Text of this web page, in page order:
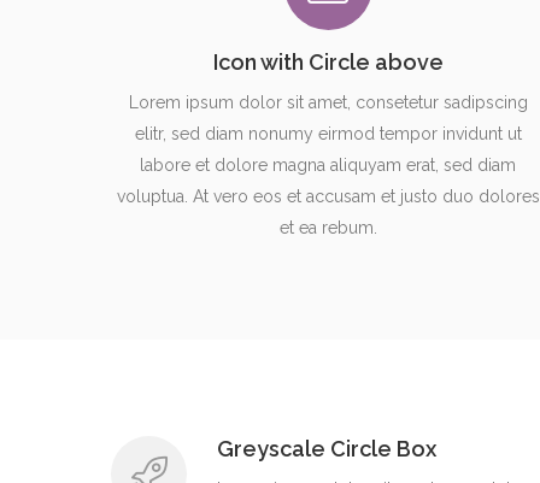
Icon with Circle above
Lorem ipsum dolor sit amet, consetetur sadipscing
elitr, sed diam nonumy eirmod tempor invidunt ut
labore et dolore magna aliquyam erat, sed diam
voluptua. At vero eos et accusam et justo duo dolores
et ea rebum.
Greyscale Circle Box